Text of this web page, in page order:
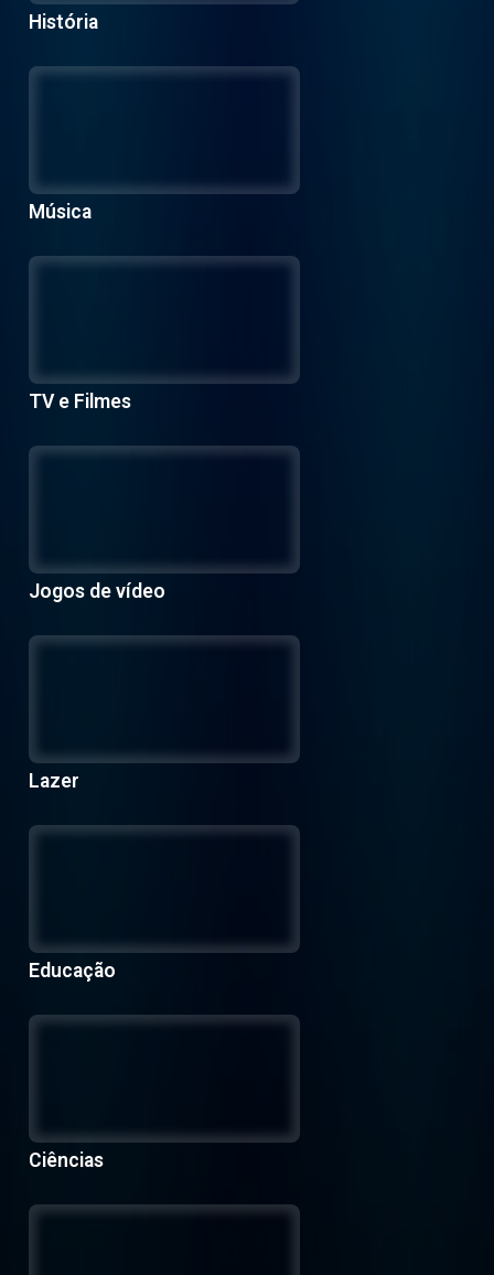
História
Música
TV e Filmes
Jogos de vídeo
Lazer
Educação
Ciências